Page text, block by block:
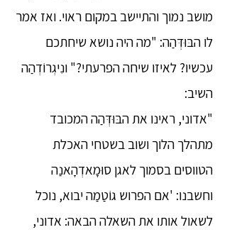
מושב נמוך והתיישב במקום ראוי. ואז אמר
לו הבּוּדְּהַה: "מה היה נושא שיחתכם
עכשיו? לאיזו שיחה הפרעתי?" ונִיגְרוֹדְהַה
השיב:
"אדוני, ראינו את הבּוּדְּהַה המכובד
מתהלך הלוך ושוב בשטחי האכלת
הטווסים בסמוך לאגן סוּמָאדְהָאנַה
וחשבנו: 'אם הפרוש גוֹטַמַה יבוא, נוכל
לשאול אותו את השאלה הבאה: אדוני,